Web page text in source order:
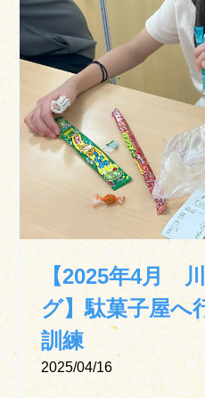
【2025年4月
グ】駄菓子屋へ
訓練
2025/04/16